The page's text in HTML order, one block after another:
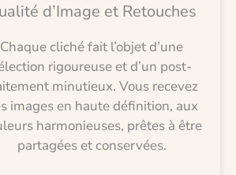
d’Image et Retouches
Chaque cliché fait l’objet d’une
rigoureuse et d’un post-
minutieux. Vous recevez
images en haute définition, aux
harmonieuses, prêtes à être
partagées et conservées.